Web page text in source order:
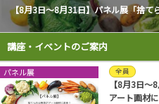
【8月3日～8月31日】パネル展「捨て
講座・イベントのご案内
パネル展 全員
【8月3日
アート画材
地下 シャワー/ロッカー室
パネル展
出張講座のご案内
終了した企画